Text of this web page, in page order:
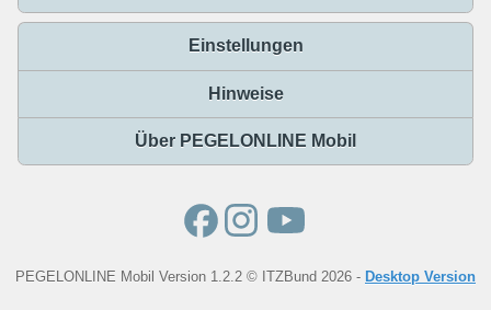
Einstellungen
Hinweise
Über PEGELONLINE Mobil
PEGELONLINE Mobil Version 1.2.2 © ITZBund 2026 - Desktop Version